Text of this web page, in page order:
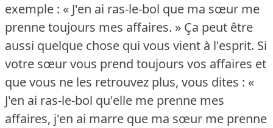
exemple : « J'en ai ras-le-bol que ma sœur me
prenne toujours mes affaires. » Ça peut être
aussi quelque chose qui vous vient à l'esprit. Si
votre sœur vous prend toujours vos affaires et
que vous ne les retrouvez plus, vous dites : «
J'en ai ras-le-bol qu'elle me prenne mes
affaires, j'en ai marre que ma sœur me prenne